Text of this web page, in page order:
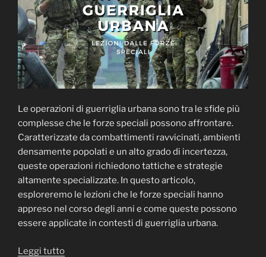
Le operazioni di guerriglia urbana sono tra le sfide più
complesse che le forze speciali possono affrontare.
Caratterizzate da combattimenti ravvicinati, ambienti
densamente popolati e un alto grado di incertezza,
queste operazioni richiedono tattiche e strategie
altamente specializzate. In questo articolo,
esploreremo le lezioni che le forze speciali hanno
appreso nel corso degli anni e come queste possono
essere applicate in contesti di guerriglia urbana.
Leggi tutto“Tattiche